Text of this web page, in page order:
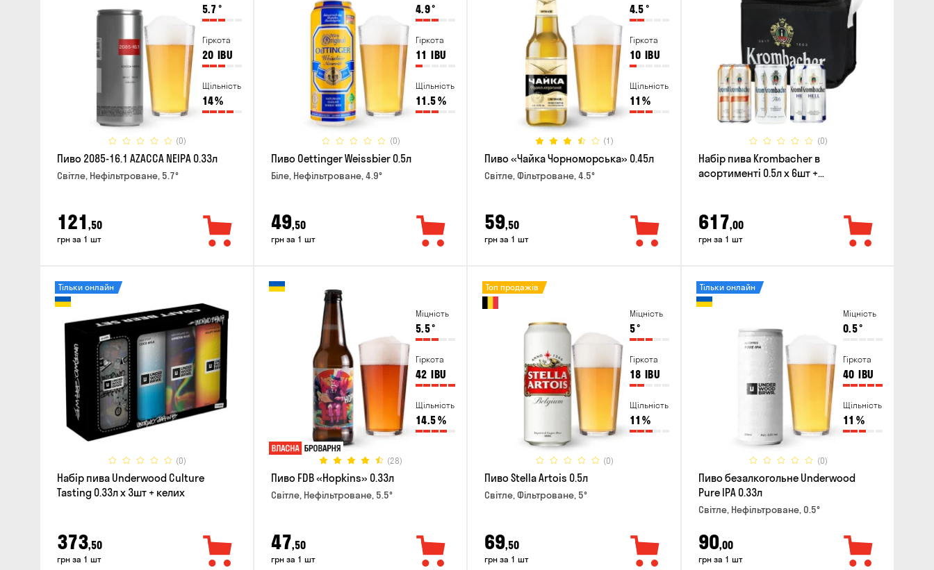
5.7°
Гіркота
20 IBU
Щільність
14%
(0)
Пиво 2085-16.1 AZACCA NEIPA 0.33л
Світле, Нефільтроване, 5.7°
121 ,50
грн за 1 шт
4.9°
Гіркота
11 IBU
Щільність
11.5%
(0)
Пиво Oettinger Weissbier 0.5л
Біле, Нефільтроване, 4.9°
49,50
грн за 1 шт
4.5°
Гіркота
10 IBU
Щільність
11 %
(1)
Пиво «Чайка Чорноморська» 0.45л
Світле, Фільтроване, 4.5°
59,50
грн за 1 шт
(0)
Набір пива Krombacher в
асортименті 0.5л х 6шт +
617,00
грн за 1 шт
(0)
Тільки онлайн
Набір пива Underwood Culture
Tasting 0.33л x 3шт + келих
373,50
грн за 1 шт
Міцність
5.5°
Гіркота
42 IBU
Щільність
14.5%
(28)
Пиво FDB «Hopkins» 0.33л
Світле, Нефільтроване, 5.5°
47,50
грн за 1 шт
Міцність
5°
Гіркота
18 IBU
Щільність
11 %
(0)
Топ продажів
Пиво Stella Artois 0.5л
Світле, Фільтроване, 5°
69,50
грн за 1 шт
Міцність
0.5°
Гіркота
40 IBU
Щільність
11 %
(0)
Тільки онлайн
Пиво безалкогольне Underwood
Pure IPA 0.33л
Світле, Нефільтроване, 0.5°
90,00
грн за 1 шт